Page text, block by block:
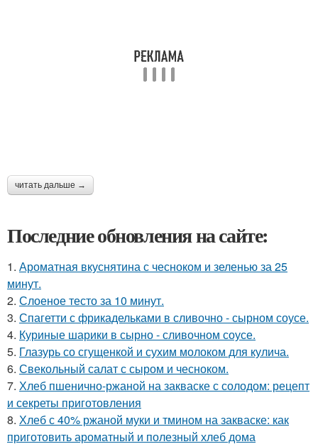
читать дальше →
Последние обновления на сайте:
1. Ароматная вкуснятина с чесноком и зеленью за 25
минут.
2. Слоеное тесто за 10 минут.
3. Спагетти с фрикадельками в сливочно - сырном соусе.
4. Куриные шарики в сырно - сливочном соусе.
5. Глазурь со сгущенкой и сухим молоком для кулича.
6. Свекольный салат с сыром и чесноком.
7. Хлеб пшенично-ржаной на закваске с солодом: рецепт
и секреты приготовления
8. Хлеб с 40% ржаной муки и тмином на закваске: как
приготовить ароматный и полезный хлеб дома